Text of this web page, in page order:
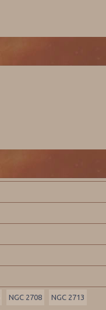
NGC 2708 NGC 2713